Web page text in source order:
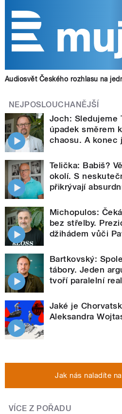
Audiosvět Českého rozhlasu na
NEJPOSLOUCHANĚJŠÍ
Joch: Sledujeme
úpadek směrem
chaosu. A konec
Telička: Babiš?
okolí. S
přikrývají
Michopulos:
bez střelby.
džihádem vůči
Bartkovský:
tábory. Jeden
tvoří paralelní
Jaké je
Aleksandra
Jak nás naladíte
VÍCE Z POŘADU